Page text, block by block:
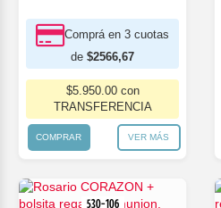
Comprá en 3 cuotas
de $2566,67
$5.950.00 con
TRANSFERENCIA
COMPRAR VER MÁS
530-106